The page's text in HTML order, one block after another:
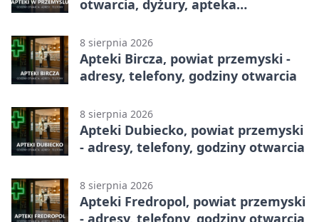
otwarcia, dyżury, apteka
8 sierpnia 2026
Apteki Bircza, powiat przemyski -
adresy, telefony, godziny otwarcia
8 sierpnia 2026
Apteki Dubiecko, powiat przemyski
- adresy, telefony, godziny otwarcia
8 sierpnia 2026
Apteki Fredropol, powiat przemyski
- adresy, telefony, godziny otwarcia